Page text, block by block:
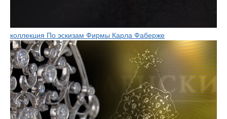
коллекция По эскизам Фирмы Карла Фаберже